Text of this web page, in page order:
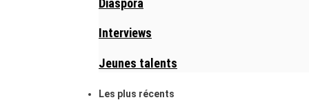
Diaspora
Interviews
Jeunes talents
Les plus récents